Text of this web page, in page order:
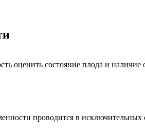
оценить состояние плода и
проводится в